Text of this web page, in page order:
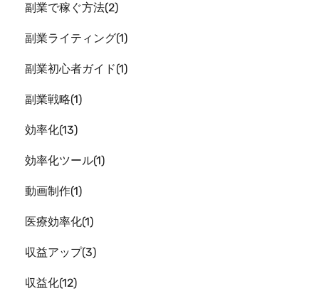
副業で稼ぐ方法 2
副業ライティング 1
副業初心者ガイド 1
副業戦略 1
効率化 13
効率化ツール 1
動画制作 1
医療効率化 1
収益アップ 3
収益化 12